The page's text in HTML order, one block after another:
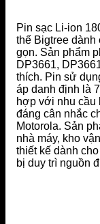
Pin sạc Li-ion
thế Bigtree dành
gọn. Sản phẩm
DP3661,
thích. Pin sử
áp danh định là
hợp với nhu cầu
đáng cân nhắc
Motorola. Sản
nhà máy, kho
thiết kế dành
bị duy trì nguồn